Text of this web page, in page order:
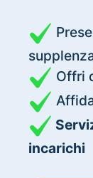
Offri
incarichi